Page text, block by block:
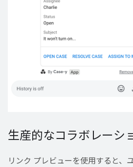
生産的なコラボレーシ
リンク プレビューを使用すると、